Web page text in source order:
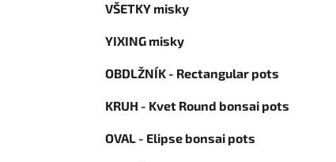
VŠETKY misky
YIXING misky
OBDLŽNÍK - Rectangular pots
KRUH - Kvet Round bonsai pots
OVAL - Elipse bonsai pots